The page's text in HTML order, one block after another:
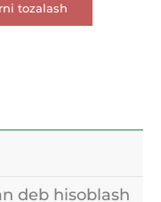
tozalash